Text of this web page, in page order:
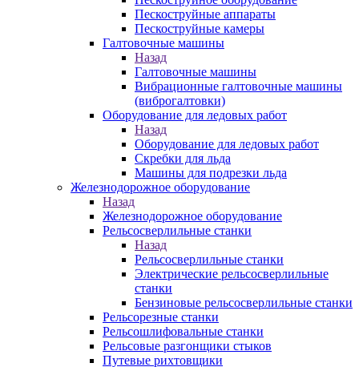
Пескоструйные аппараты
Пескоструйные камеры
Галтовочные машины
Назад
Галтовочные машины
Вибрационные галтовочные машины
(виброгалтовки)
Оборудование для ледовых работ
Назад
Оборудование для ледовых работ
Скребки для льда
Машины для подрезки льда
Железнодорожное оборудование
Назад
Железнодорожное оборудование
Рельсосверлильные станки
Назад
Рельсосверлильные станки
Электрические рельсосверлильные
станки
Бензиновые рельсосверлильные станки
Рельсорезные станки
Рельсошлифовальные станки
Рельсовые разгонщики стыков
Путевые рихтовщики